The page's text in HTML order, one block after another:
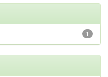
1